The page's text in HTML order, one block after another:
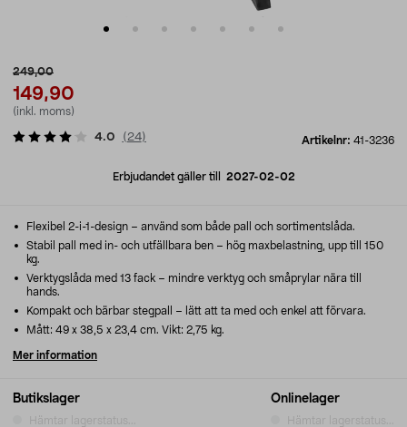
249,00
149,90
(inkl. moms)
Artikelnr: 41-3236
4.0 ( 24)
Erbjudandet gäller till 2027-02-02
Butikslager
Hämtar lagerstatus...
Onlinelager
Hämtar lagerstatus...
Flexibel 2-i-1-design – använd som både pall och sortimentslåda.
Stabil pall med in- och utfällbara ben – hög maxbelastning, upp till 150
kg.
Verktygslåda med 13 fack – mindre verktyg och småprylar nära till
hands.
Kompakt och bärbar stegpall – lätt att ta med och enkel att förvara.
Mått: 49 x 38,5 x 23,4 cm. Vikt: 2,75 kg.
Mer information